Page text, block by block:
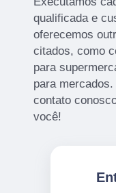
qualificada e
oferecemos
citados, como
para
para
contato
você!